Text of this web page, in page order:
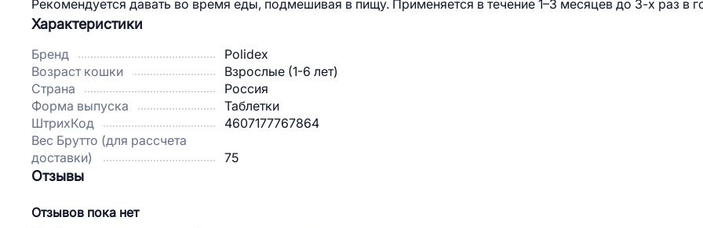
Рекомендуется давать во время еды, подмешивая в пищу. Применяется в течение 1–3 месяцев до 3-х раз в
Характеристики
Бренд
Polidex
Возраст кошки
Взрослые (1-6 лет)
Страна
Россия
Форма выпуска
Таблетки
ШтрихКод
4607177767864
Вес Брутто (для рассчета
доставки)
75
Отзывы
Отзывов пока нет